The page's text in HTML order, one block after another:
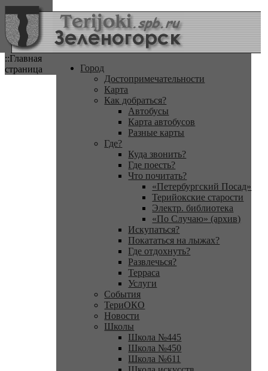
::Главная
страница
Город
Достопримечательности
Карта
Как добраться?
Автобусы
Карта автобусов
Разные карты
Где?
Куда звонить?
Где поесть?
Что почитать?
«Петербургский Посад»
Терийокские старости
Электр. библиотека
«По Случаю» (архив)
Искупаться?
Покататься на лыжах?
Где отдохнуть?
Развлечься?
Терраса
Услуги
События
ТериОКО
Новости
Школы
Школа №445
Школа №450
Школа №611